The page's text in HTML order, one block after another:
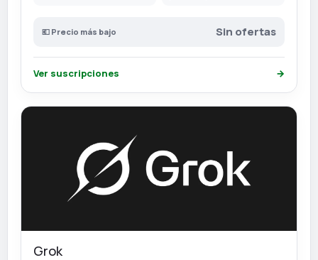
💶 Precio más bajo Sin ofertas
Ver suscripciones →
Grok